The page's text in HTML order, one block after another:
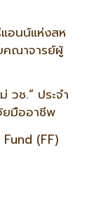
อนน์แห่งสห
ณาจารย์ผู้
วช.” ประจำ
มืออาชีพ
(FF)